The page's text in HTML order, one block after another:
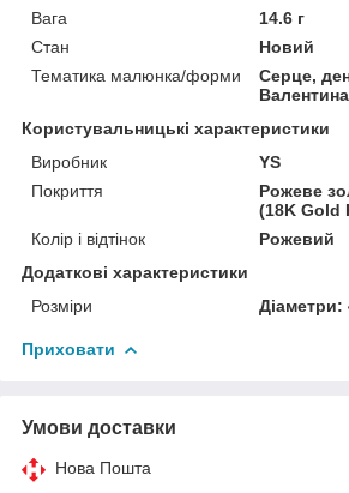
Вага
14.6 г
Стан
Новий
Тематика малюнка/форми
Серце,
Валентина
Користувальницькі характеристики
Виробник
YS
Покриття
Рожеве
(18K Gold
Колір і відтінок
Рожевий
Додаткові характеристики
Розміри
Діаметри:
Приховати
Умови доставки
Нова Пошта